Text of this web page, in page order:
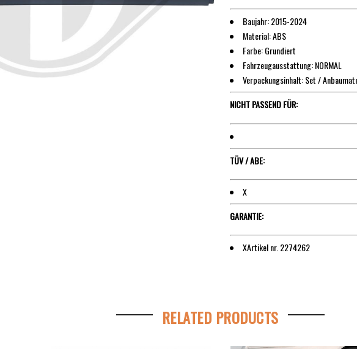
Baujahr: 2015-2024
Material: ABS
Farbe: Grundiert
Fahrzeugausstattung: NORMAL
Verpackungsinhalt: Set /
NICHT PASSEND FÜR:
TÜV / ABE:
X
GARANTIE:
XArtikel nr. 2274262
RELATED PRODUCTS